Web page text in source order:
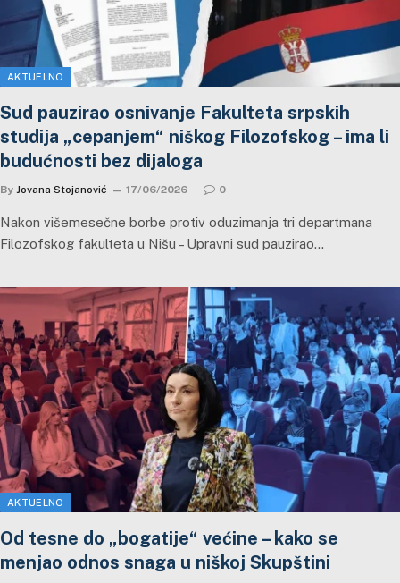
AKTUELNO
Sud pauzirao osnivanje Fakulteta srpskih
studija „cepanjem“ niškog Filozofskog – ima li
budućnosti bez dijaloga
By Jovana Stojanović 17/06/2026 0
Nakon višemesečne borbe protiv oduzimanja tri departmana
Filozofskog fakulteta u Nišu – Upravni sud pauzirao…
AKTUELNO
Od tesne do „bogatije“ većine – kako se
menjao odnos snaga u niškoj Skupštini